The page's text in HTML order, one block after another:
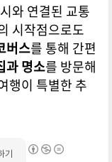
와 연결된 교통
시작점으로도
버스를 통해 간편
과 명소를 방문해
행이 특별한 추
기